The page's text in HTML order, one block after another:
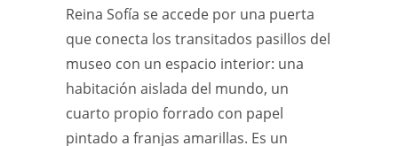
Reina Sofía se accede por una puerta
que conecta los transitados pasillos del
museo con un espacio interior: una
habitación aislada del mundo, un
cuarto propio forrado con papel
pintado a franjas amarillas. Es un